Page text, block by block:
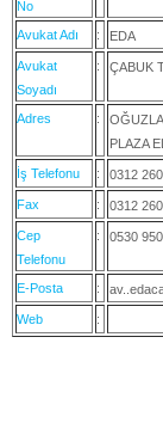
No
Avukat Adı : EDA
Avukat
Soyadı
: ÇABUK
Adres :
PLAZA
İş Telefonu : 0312
Fax : 0312
Cep
Telefonu
: 0530
E-Posta :
Web :